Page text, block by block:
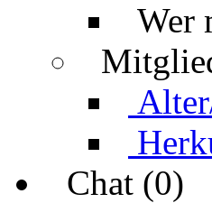
Wer
Chat (0)